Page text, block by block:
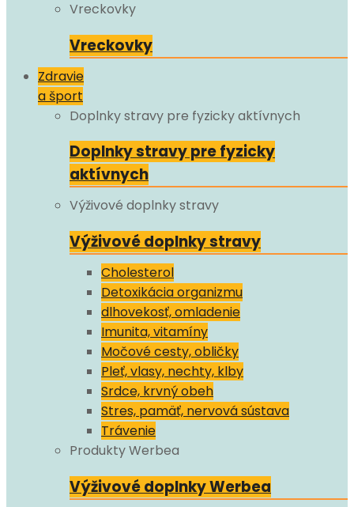
Vreckovky
Vreckovky
Zdravie
a šport
Doplnky stravy pre fyzicky aktívnych
Doplnky stravy pre fyzicky
aktívnych
Výživové doplnky stravy
Výživové doplnky stravy
Cholesterol
Detoxikácia organizmu
dlhovekosť, omladenie
Imunita, vitamíny
Močové cesty, obličky
Pleť, vlasy, nechty, klby
Srdce, krvný obeh
Stres, pamäť, nervová sústava
Trávenie
Produkty Werbea
Výživové doplnky Werbea